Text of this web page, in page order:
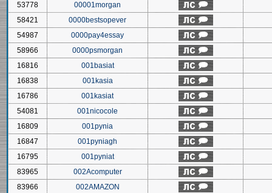
53778
00001morgan
58421
0000bestsopever
54987
0000pay4essay
58966
0000psmorgan
16816
001basiat
16838
001kasia
16786
001kasiat
54081
001nicocole
16809
001pynia
16847
001pyniagh
16795
001pyniat
83965
002Acomputer
83966
002AMAZON